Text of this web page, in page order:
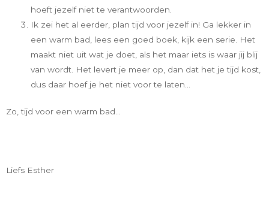
hoeft jezelf niet te verantwoorden.
Ik zei het al eerder, plan tijd voor jezelf in! Ga lekker in
een warm bad, lees een goed boek, kijk een serie. Het
maakt niet uit wat je doet, als het maar iets is waar jij blij
van wordt. Het levert je meer op, dan dat het je tijd kost,
dus daar hoef je het niet voor te laten…
Zo, tijd voor een warm bad…
Liefs Esther